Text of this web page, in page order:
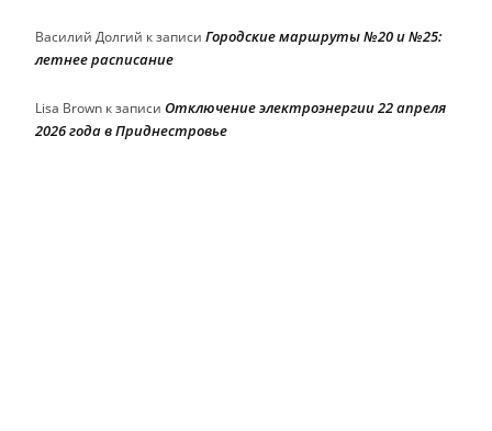
Василий Долгий к записи Городские маршруты №20 и №25:
летнее расписание
Lisa Brown к записи Отключение электроэнергии 22 апреля
2026 года в Приднестровье